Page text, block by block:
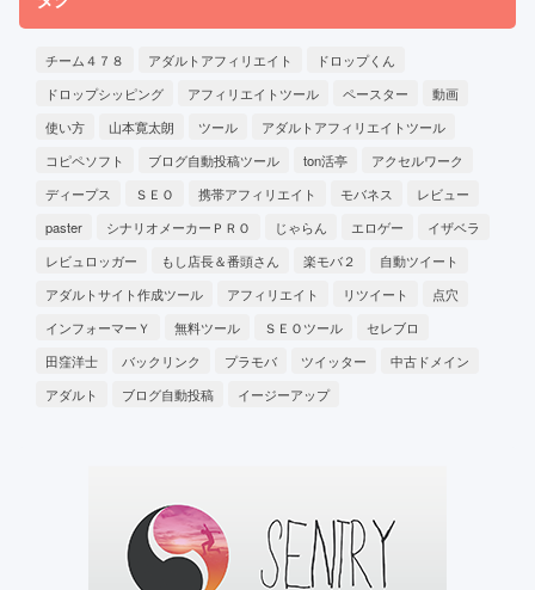
チーム４７８ アダルトアフィリエイト
ドロップくん
ドロップシッピング
アフィリエイトツール ペースター
動画
使い方
山本寛太朗 ツール
アダルトアフィリエイトツール
コピペソフト
ブログ自動投稿ツール ton活亭
アクセルワーク
ディープス
ＳＥＯ 携帯アフィリエイト モバネス
レビュー
paster
シナリオメーカーＰＲＯ じゃらん エロゲー
イザベラ
レビュロッガー
もし店長＆番頭さん 楽モバ２
自動ツイート
アダルトサイト作成ツール
アフィリエイト リツイート
点穴
インフォーマーＹ
無料ツール ＳＥＯツール
セレブロ
田窪洋士
バックリンク プラモバ ツイッター
中古ドメイン
アダルト
ブログ自動投稿 イージーアップ